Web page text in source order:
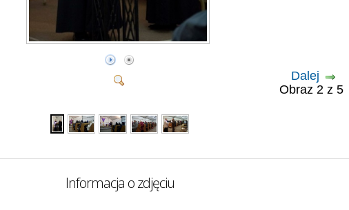
Dalej
Obraz 2 z
Informacja o zdjęciu